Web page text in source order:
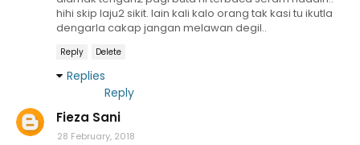
hihi skip laju2 sikit. lain kali kalo orang tak kasi tu ikutla
dengarla cakap jangan melawan degil..
Reply Delete
Replies
Reply
Fieza Sani
28 February, 2018